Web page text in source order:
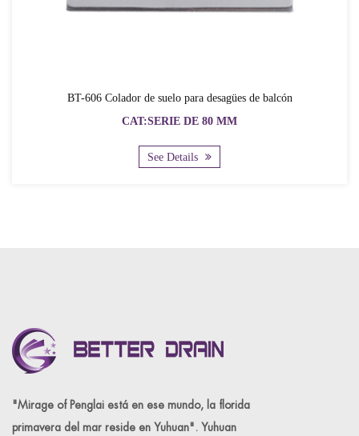
BT-606 Colador de suelo para desagües de balcón
CAT:SERIE DE 80 MM
See Details
"Mirage of Penglai está en ese mundo, la florida
primavera del mar reside en Yuhuan". Yuhuan